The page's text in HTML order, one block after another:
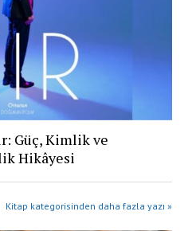
Güç, Kimlik ve
Hikâyesi
Kitap kategorisinden daha fazla yazı »